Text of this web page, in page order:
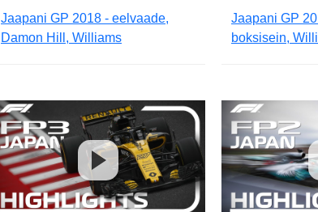
Jaapani GP 2018 - eelvaade,
Damon Hill, Williams
Jaapani GP
boksisein,